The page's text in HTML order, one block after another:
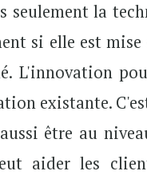
la
si elle est
L'innovation
existante.
être au
aider les